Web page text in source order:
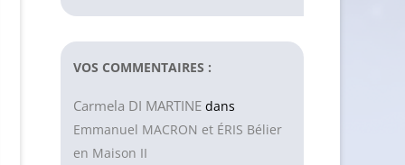
VOS COMMENTAIRES :
Carmela DI MARTINE dans
Emmanuel MACRON et ÉRIS Bélier
en Maison II